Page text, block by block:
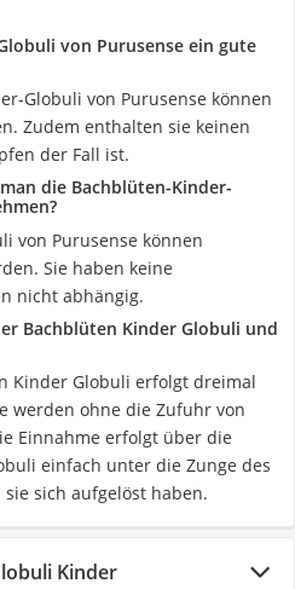
von Purusense ein gute
Globuli von Purusense können
Zudem enthalten sie keinen
der Fall ist.
die Bachblüten-Kinder-
von Purusense können
Sie haben keine
nicht abhängig.
Bachblüten Kinder Globuli und
Kinder Globuli erfolgt dreimal
werden ohne die Zufuhr von
Einnahme erfolgt über die
einfach unter die Zunge des
sich aufgelöst haben.
Kinder